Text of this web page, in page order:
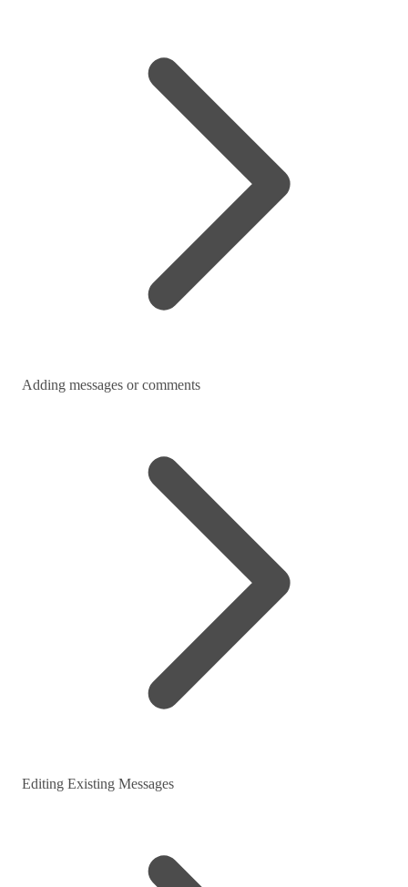
Adding messages or comments
Editing Existing Messages